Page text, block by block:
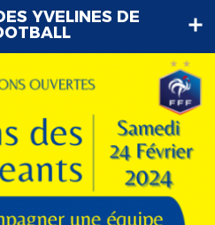
YVELINES DE